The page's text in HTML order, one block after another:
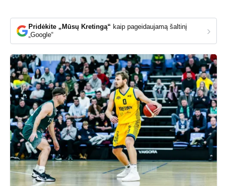
Pridėkite „Mūsų Kretingą“ kaip pageidaujamą šaltinį
„Google“
›